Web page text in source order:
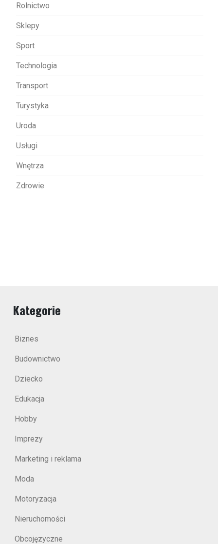
Rolnictwo
Sklepy
Sport
Technologia
Transport
Turystyka
Uroda
Usługi
Wnętrza
Zdrowie
Kategorie
Biznes
Budownictwo
Dziecko
Edukacja
Hobby
Imprezy
Marketing i reklama
Moda
Motoryzacja
Nieruchomości
Obcojęzyczne